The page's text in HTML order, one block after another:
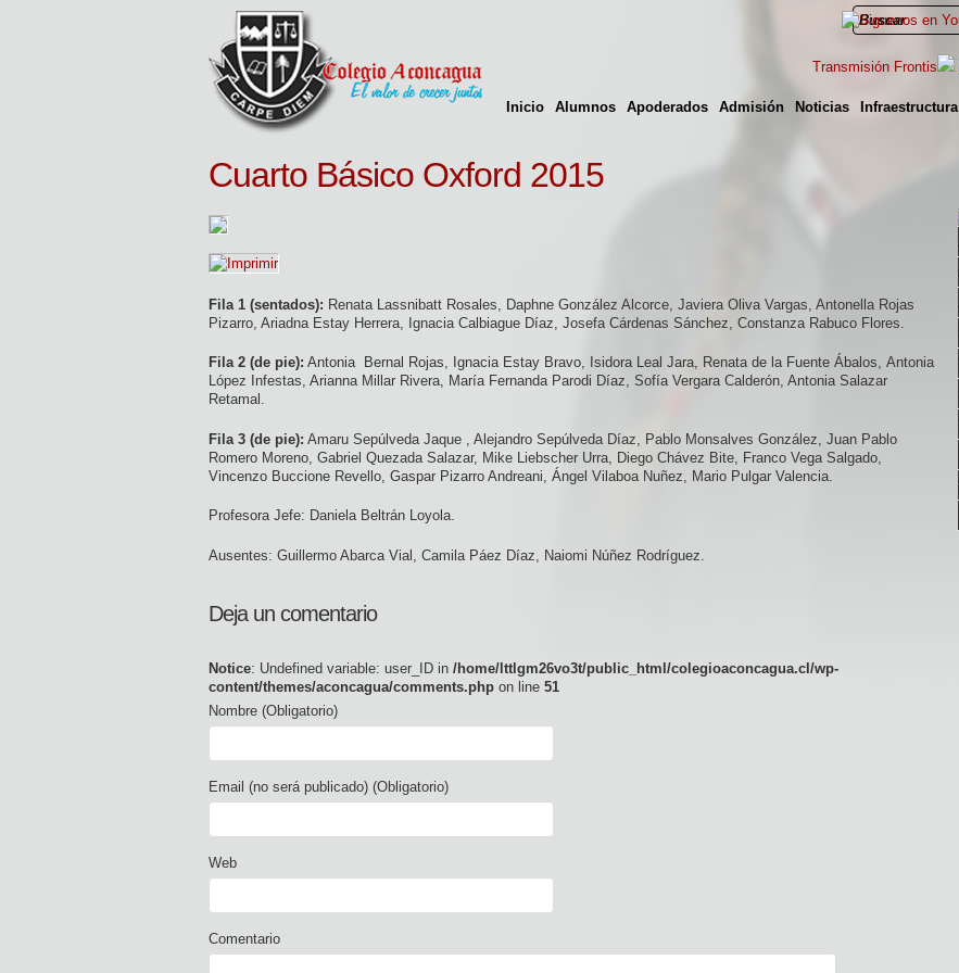
Inicio Alumnos Apoderados Admisión Noticias Infraestructura
Transmisión Frontis
Cuarto Básico Oxford 2015
Fila 1 (sentados): Renata Lassnibatt Rosales, Daphne González Alcorce, Javiera Oliva Vargas, Antonella Rojas
Pizarro, Ariadna Estay Herrera, Ignacia Calbiague Díaz, Josefa Cárdenas Sánchez, Constanza Rabuco Flores.
Fila 2 (de pie): Antonia Bernal Rojas, Ignacia Estay Bravo, Isidora Leal Jara, Renata de la Fuente Ábalos, Antonia
López Infestas, Arianna Millar Rivera, María Fernanda Parodi Díaz, Sofía Vergara Calderón, Antonia Salazar
Retamal.
Fila 3 (de pie): Amaru Sepúlveda Jaque , Alejandro Sepúlveda Díaz, Pablo Monsalves González, Juan Pablo
Romero Moreno, Gabriel Quezada Salazar, Mike Liebscher Urra, Diego Chávez Bite, Franco Vega Salgado,
Vincenzo Buccione Revello, Gaspar Pizarro Andreani, Ángel Vilaboa Nuñez, Mario Pulgar Valencia.
Profesora Jefe: Daniela Beltrán Loyola.
Ausentes: Guillermo Abarca Vial, Camila Páez Díaz, Naiomi Núñez Rodríguez.
Deja un comentario
Notice: Undefined variable: user_ID in /home/lttlgm26vo3t/public_html/colegioaconcagua.cl/wp-
content/themes/aconcagua/comments.php on line 51
Nombre (Obligatorio)
Email (no será publicado) (Obligatorio)
Web
Comentario